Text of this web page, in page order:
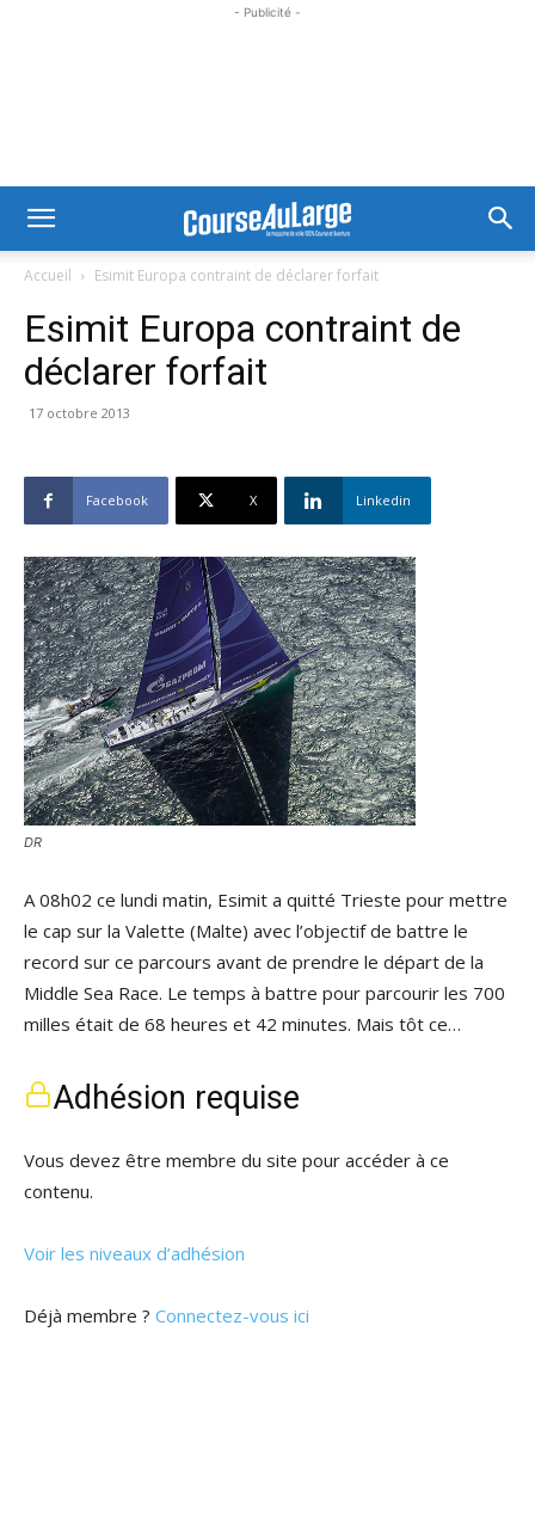
- Publicité -
Accueil Esimit Europa contraint de déclarer forfait
Esimit Europa contraint de
déclarer forfait
17 octobre 2013
Facebook X Linkedin
DR
A 08h02 ce lundi matin, Esimit a quitté Trieste pour mettre
le cap sur la Valette (Malte) avec l’objectif de battre le
record sur ce parcours avant de prendre le départ de la
Middle Sea Race. Le temps à battre pour parcourir les 700
milles était de 68 heures et 42 minutes. Mais tôt ce…
Adhésion requise
Vous devez être membre du site pour accéder à ce
contenu.
Voir les niveaux d’adhésion
Déjà membre ? Connectez-vous ici